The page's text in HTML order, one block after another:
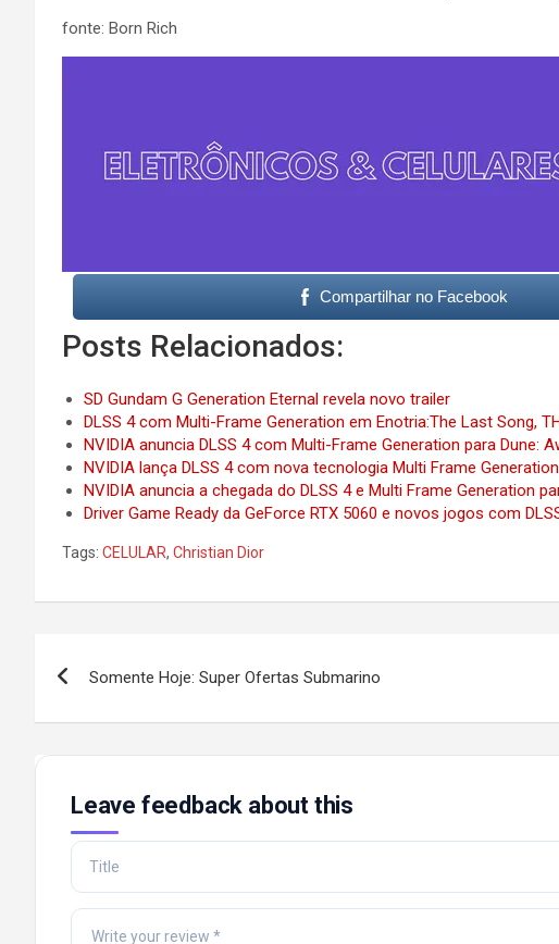
fonte: Born Rich
Compartilhar no Facebook
Posts Relacionados:
SD Gundam G Generation Eternal revela novo trailer
DLSS 4 com Multi-Frame Generation em Enotria:The Last Song,
NVIDIA anuncia DLSS 4 com Multi-Frame Generation para Dune:
NVIDIA lança DLSS 4 com nova tecnologia Multi Frame
NVIDIA anuncia a chegada do DLSS 4 e Multi Frame Generation
Driver Game Ready da GeForce RTX 5060 e novos jogos com
Tags: CELULAR, Christian Dior
navigation
Somente Hoje: Super Ofertas Submarino
Leave feedback about this